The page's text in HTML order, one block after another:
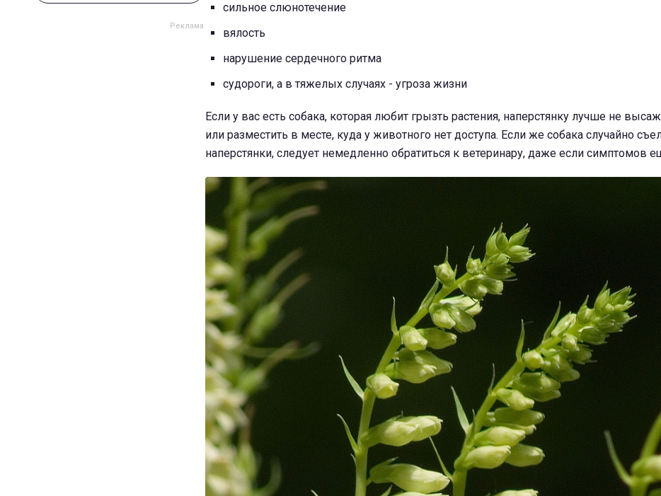
сильное слюнотечение
вялость
нарушение сердечного ритма
судороги, а в тяжелых случаях - угроза жизни
Если у вас есть собака, которая любит грызть растения, наперстянку лучше не
или разместить в месте, куда у животного нет доступа. Если же собака случайно
наперстянки, следует немедленно обратиться к ветеринару, даже если симптомов